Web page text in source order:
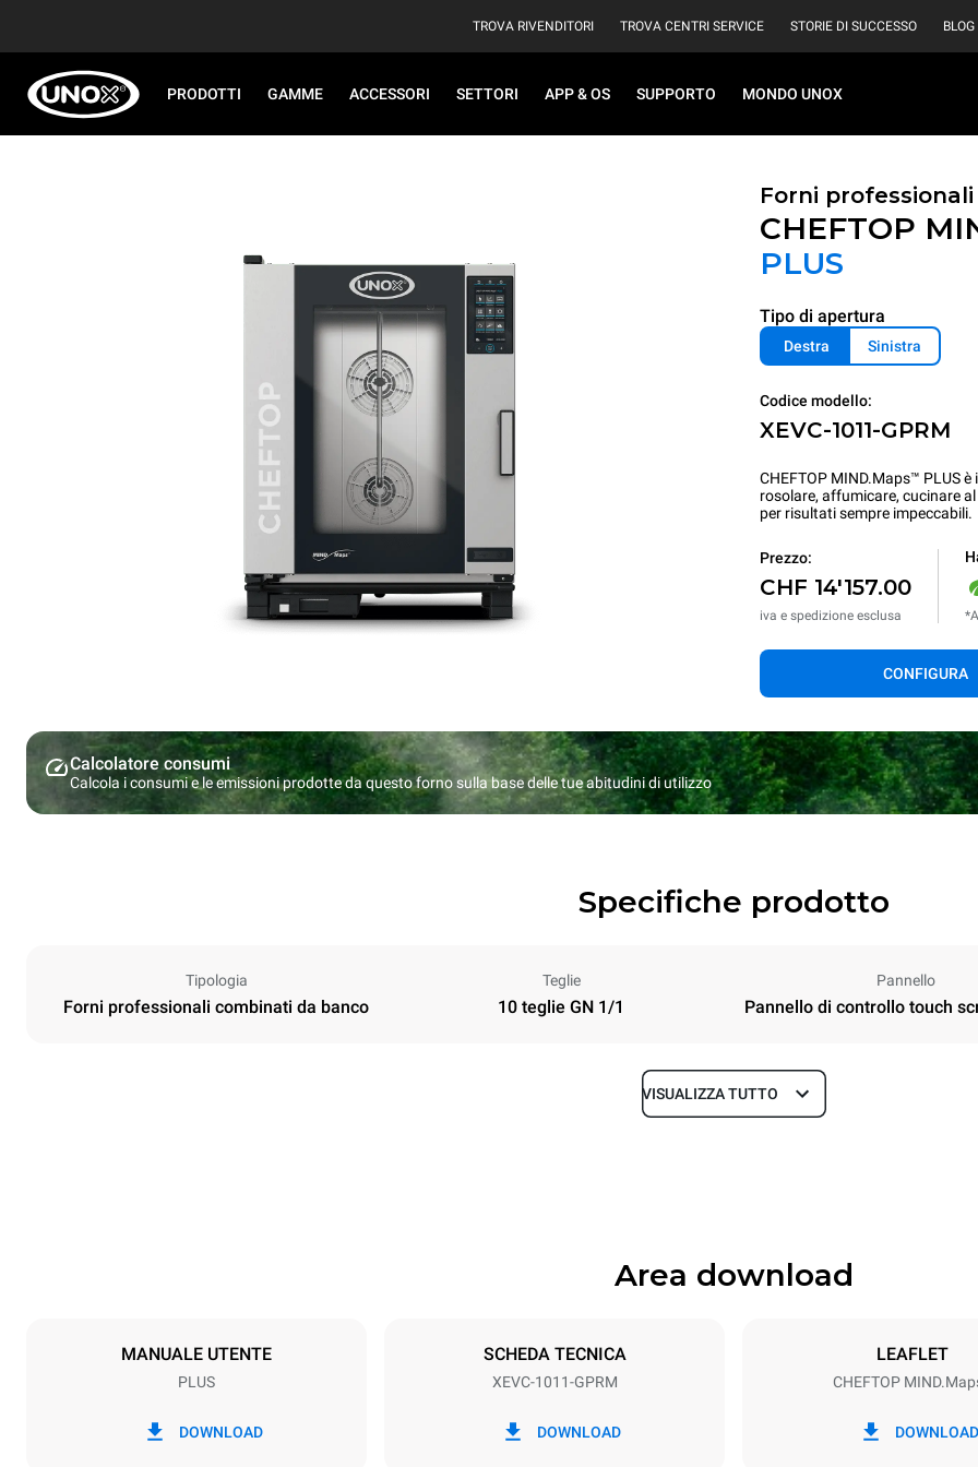
TROVA RIVENDITORI TROVA CENTRI SERVICE STORIE DI SUCCESSO BLOG
PRODOTTI GAMME ACCESSORI SETTORI APP & OS SUPPORTO MONDO UNOX
Forni
CHEFTOP
PLUS
Tipo di apertura
Destra Sinistra
Codice modello:
XEVC-1011-GPRM
CHEFTOP MIND.Maps™ PLUS
rosolare, affumicare, cucinare
per risultati sempre impeccabili.
Prezzo:
CHF 14'157.00
iva e spedizione esclusa
CONFIGURA
Calcolatore consumi
Calcola i consumi e le emissioni prodotte da questo forno sulla base delle tue abitudini di utilizzo
Specifiche prodotto
Tipologia
Forni professionali combinati da banco
Teglie
10 teglie GN 1/1
Pannello
Pannello di controllo touch
Profondità
Dimensione Teglie
220-240V 1N~
VISUALIZZA TUTTO
Area download
MANUALE UTENTE
PLUS
DOWNLOAD
SCHEDA TECNICA
XEVC-1011-GPRM
DOWNLOAD
LEAFLET
CHEFTOP
DOWNLOAD